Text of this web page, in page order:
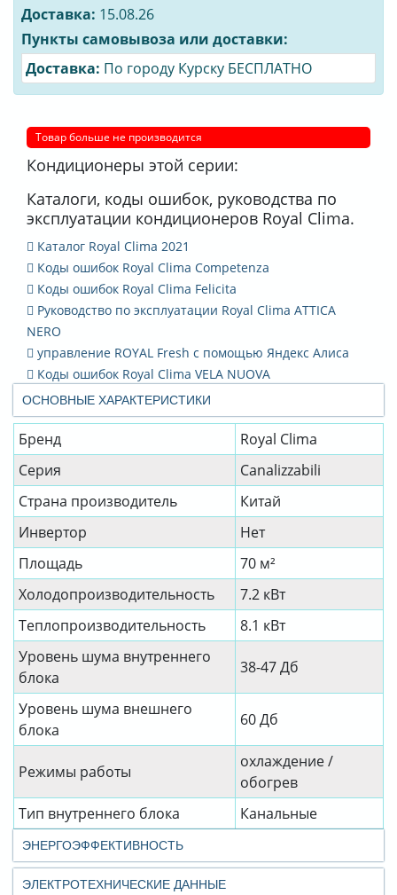
ОСНОВНЫЕ ХАРАКТЕРИСТИКИ
Бренд
Royal Clima
Серия
Canalizzabili
Страна производитель
Китай
Инвертор
Нет
Площадь
70 м²
Холодопроизводительность
7.2 кВт
Теплопроизводительность
8.1 кВт
Уровень шума внутреннего
блока
38-47 Дб
Уровень шума внешнего
блока
60 Дб
Режимы работы
охлаждение /
обогрев
Тип внутреннего блока
Канальные
ЭНЕРГОЭФФЕКТИВНОСТЬ
ЭЛЕКТРОТЕХНИЧЕСКИЕ ДАННЫЕ
Доставка: 15.08.26
Пункты самовывоза или доставки:
Доставка: По городу Курску БЕСПЛАТНО
Товар больше не производится
Кондиционеры этой серии:
Каталоги, коды ошибок, руководства по
эксплуатации кондиционеров Royal Clima.
Каталог Royal Clima 2021
Коды ошибок Royal Clima Competenza
Коды ошибок Royal Clima Felicita
Руководство по эксплуатации Royal Clima ATTICA
NERO
управление ROYAL Fresh с помощью Яндекс Алиса
Коды ошибок Royal Clima VELA NUOVA